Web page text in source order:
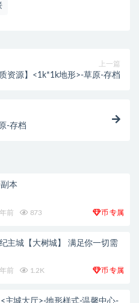
上一篇
质资源】<1k*1k地形>-草原-存档
-存档
本
前 873 币 专属
前 1.2K 币 专属